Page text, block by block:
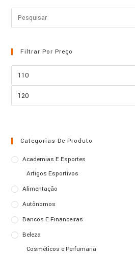
Filtrar Por Preço
Preço
Preço
Categorias De Produto
Academias E Esportes
Artigos Esportivos
Alimentação
Autônomos
Bancos E Financeiras
Beleza
Cosméticos e Perfumaria